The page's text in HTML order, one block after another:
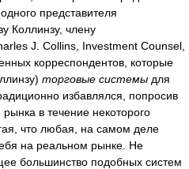
представителя
Коллинзу, члену
J. Collins, Investment Counsel,
корреспондентов, которые
торговые системы для
избавлялся, попросив
в течение некоторого
что любая, на самом деле
на реальном рынке. Не
большинство подобных систем